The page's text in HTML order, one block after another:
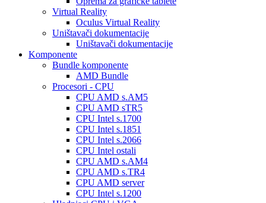
Virtual Reality
Oculus Virtual Reality
Uništavači dokumentacije
Uništavači dokumentacije
Komponente
Bundle komponente
AMD Bundle
Procesori - CPU
CPU AMD s.AM5
CPU AMD sTR5
CPU Intel s.1700
CPU Intel s.1851
CPU Intel s.2066
CPU Intel ostali
CPU AMD s.AM4
CPU AMD s.TR4
CPU AMD server
CPU Intel s.1200